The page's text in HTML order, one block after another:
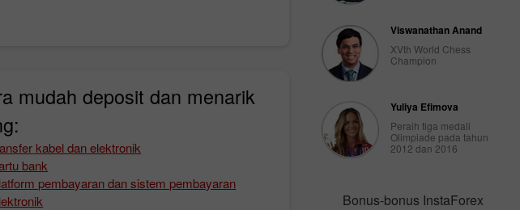
mudah deposit dan menarik
kabel dan elektronik
bank
pembayaran dan sistem pembayaran
Viswanathan Anand
XVth World Chess
Champion
Yuliya Efimova
Peraih tiga medali
Olimpiade pada tahun
2012 dan 2016
Bonus-bonus InstaForex